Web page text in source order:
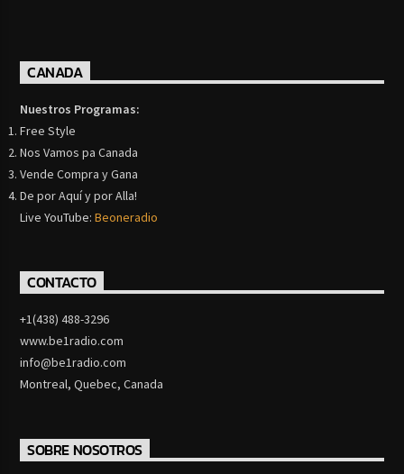
CANADA
Nuestros Programas:
Free Style
Nos Vamos pa Canada
Vende Compra y Gana
De por Aquí y por Alla!
Live YouTube:Beoneradio
CONTACTO
+1(438) 488-3296
www.be1radio.com
info@be1radio.com
Montreal, Quebec, Canada
SOBRE NOSOTROS